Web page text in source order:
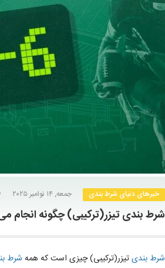
خبرهای دنیای شرط بندی جمعه, ۱۴ نوامبر ۲۰۲۵
شرط بندی تیزر(ترکیبی) چگونه انجام
شرط بندیتیزر(ترکیبی) چیزی است که همه شرط